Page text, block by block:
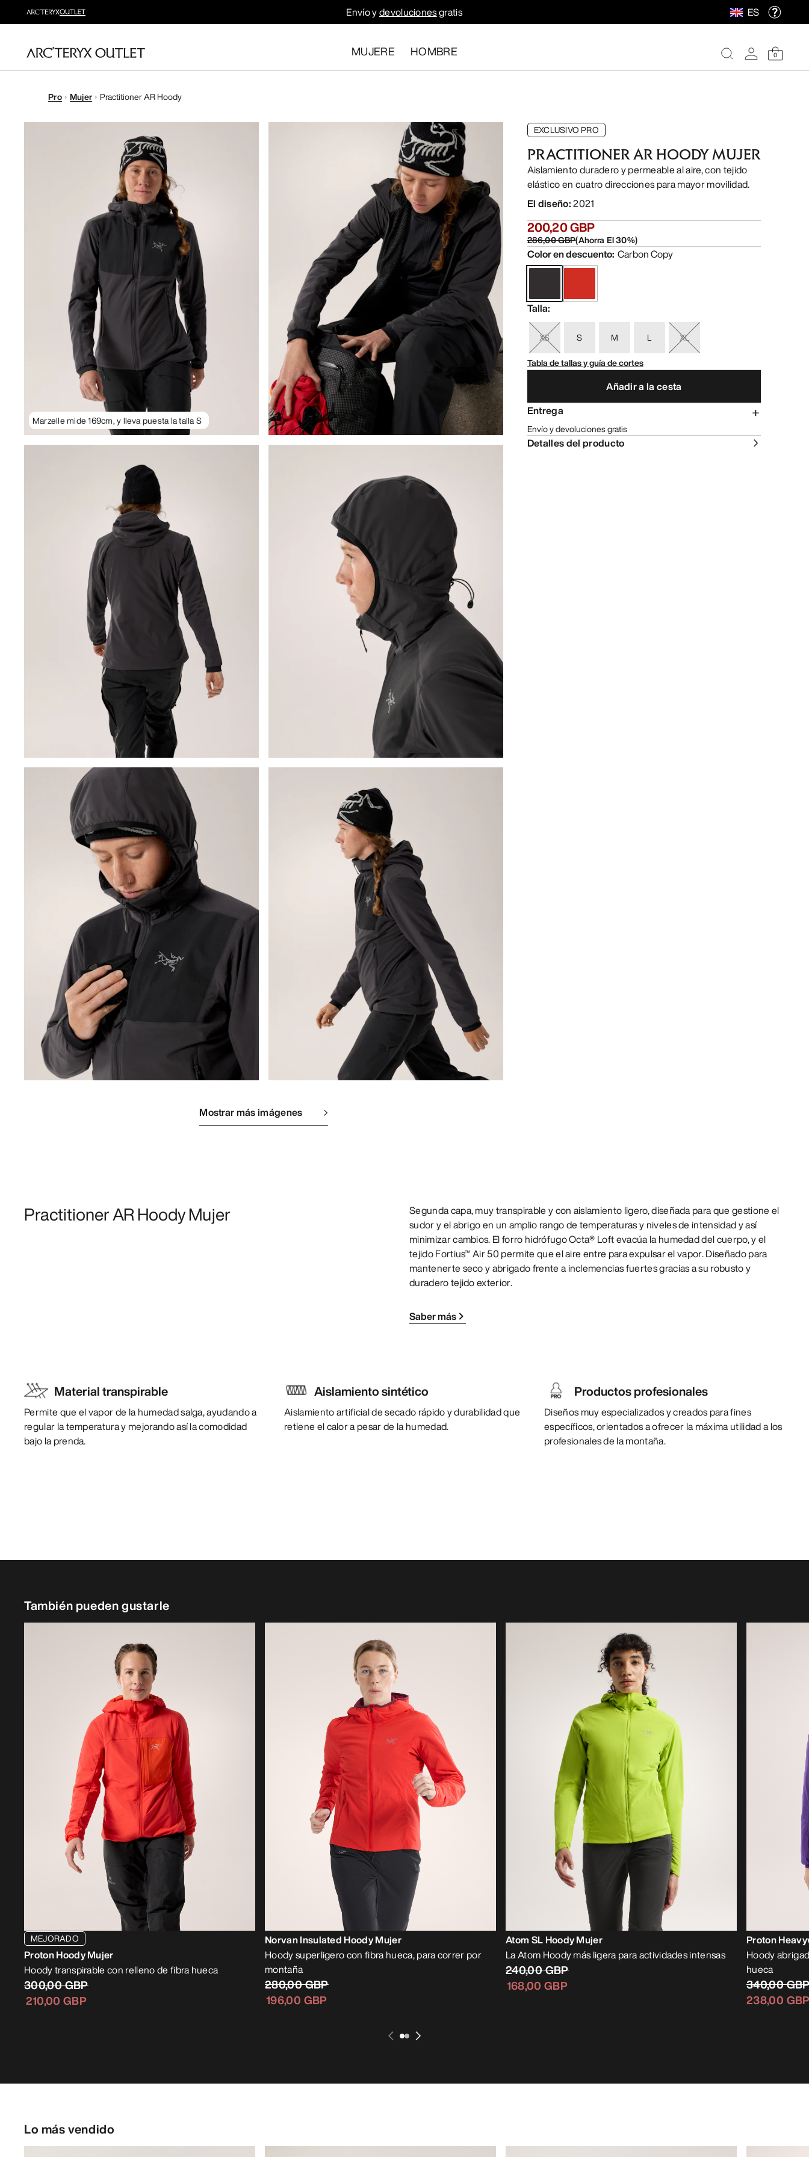
Envío ydevolucionesgratis ES
MUJERE HOMBRE 0
Pro Mujer Practitioner AR Hoody
Marzelle mide 169cm, y lleva puesta la talla S
Mostrar más imágenes
EXCLUSIVO PRO
PRACTITIONER AR HOODY MUJER
Aislamiento duradero y permeable al aire, con tejido
elástico en cuatro direcciones para mayor movilidad.
El diseño:2021
200,20 GBP
286,00 GBP(Ahorra El30%)
Color en descuento: Carbon Copy
Talla:
XS S M L
XL
Tabla de tallas y guía de cortes
Añadir a la cesta
Entrega
Envío y devoluciones gratis
Detalles del producto
Practitioner AR Hoody Mujer
Segunda capa, muy transpirable y con aislamiento ligero, diseñada para que gestione el
sudor y el abrigo en un amplio rango de temperaturas y niveles de intensidad y así
minimizar cambios. El forro hidrófugo Octa® Loft evacúa la humedad del cuerpo, y el
tejido Fortius™ Air 50 permite que el aire entre para expulsar el vapor. Diseñado para
mantenerte seco y abrigado frente a inclemencias fuertes gracias a su robusto y
duradero tejido exterior.
Saber más
Material transpirable
Permite que el vapor de la humedad salga, ayudando a
regular la temperatura y mejorando así la comodidad
bajo la prenda.
Aislamiento sintético
Aislamiento artificial de secado rápido y durabilidad que
retiene el calor a pesar de la humedad.
Productos profesionales
Diseños muy especializados y creados para fines
específicos, orientados a ofrecer la máxima utilidad a los
profesionales de la montaña.
También pueden gustarle
MEJORADO
Proton Hoody Mujer
Hoody transpirable con relleno de fibra hueca
300,00 GBP
210,00 GBP
Norvan Insulated Hoody Mujer
Hoody superligero con fibra hueca, para correr por
montaña
280,00 GBP
196,00 GBP
Atom SL Hoody Mujer
La Atom Hoody más ligera para actividades intensas
240,00 GBP
168,00 GBP
Proton
Hoody
hueca
340,00
238,00
Lo más vendido